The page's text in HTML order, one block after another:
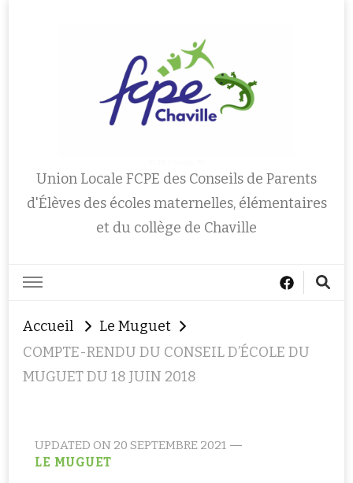
Union Locale FCPE des Conseils de Parents
d'Élèves des écoles maternelles, élémentaires
et du collège de Chaville
Accueil
Le Muguet
COMPTE-RENDU DU CONSEIL D’ÉCOLE DU
MUGUET DU 18 JUIN 2018
UPDATED ON 20 SEPTEMBRE 2021
LE MUGUET